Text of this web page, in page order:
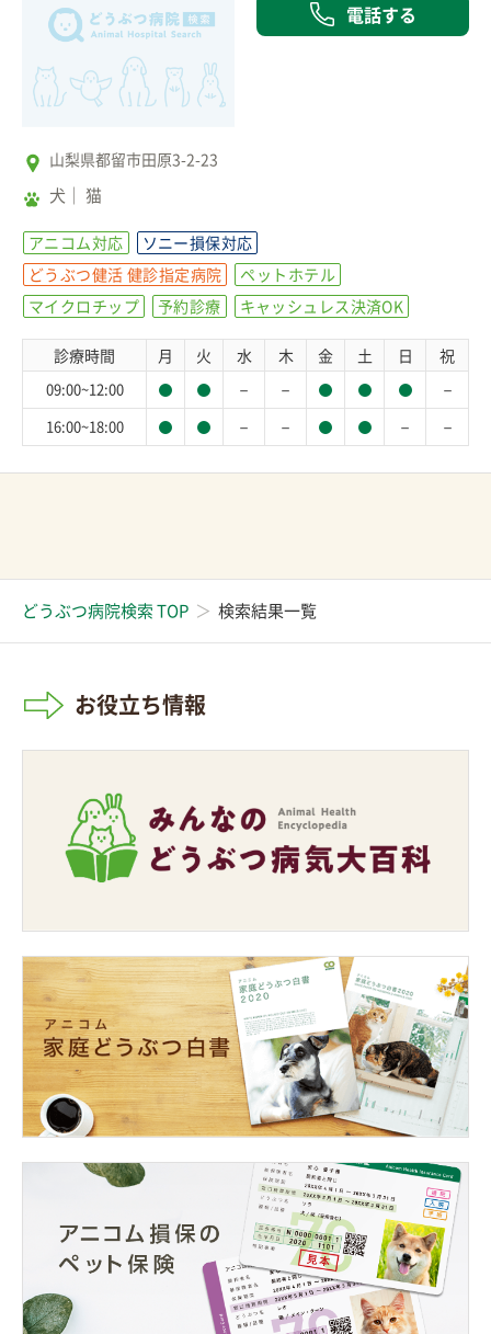
電話する
山梨県都留市田原3-2-23
犬 猫
アニコム対応
ソニー損保対応
どうぶつ健活 健診指定病院
ペットホテル
マイクロチップ
予約診療 キャッシュレス決済OK
診療時間 月 火 水 木 金 土 日 祝
09:00~12:00 － － －
16:00~18:00 － － － －
どうぶつ病院検索 TOP 検索結果一覧
お役立ち情報